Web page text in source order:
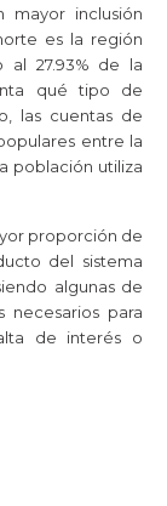
inclusión
es la región
27.93% de la
qué tipo de
las cuentas de
entre la
población utiliza
proporción de
del sistema
algunas de
necesarios para
de interés o